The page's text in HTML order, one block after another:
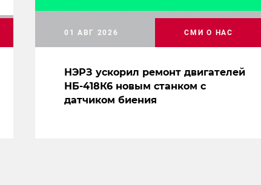
НЭРЗ ускорил ремонт двигателей
НБ-418К6 новым станком с
датчиком биения
01 АВГ 2026 СМИ О НАС